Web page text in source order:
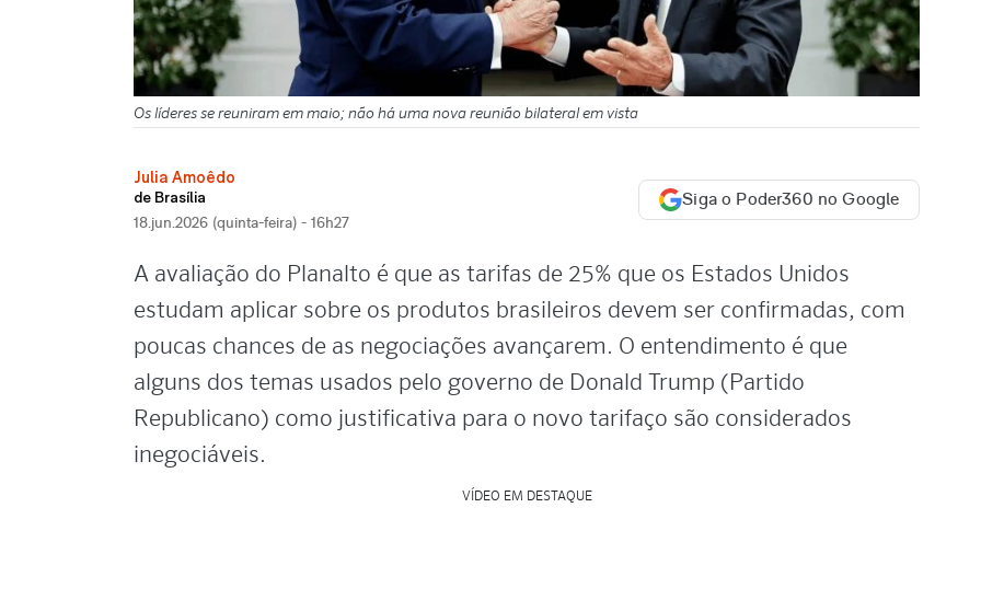
Os líderes se reuniram em maio; não há uma nova reunião bilateral em vista
Julia Amoêdo
de Brasília
18.jun.2026 (quinta-feira) - 16h27
Siga o Poder360 no Google
A avaliação do Planalto é que as tarifas de 25% que os Estados Unidos
estudam aplicar sobre os produtos brasileiros devem ser confirmadas, com
poucas chances de as negociações avançarem. O entendimento é que
alguns dos temas usados pelo governo de Donald Trump (Partido
Republicano) como justificativa para o novo tarifaço são considerados
inegociáveis.